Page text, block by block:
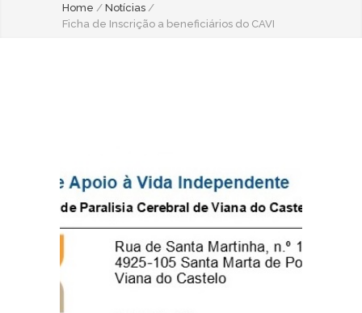
Home / Notícias /
Ficha de Inscrição a beneficiários do CAVI